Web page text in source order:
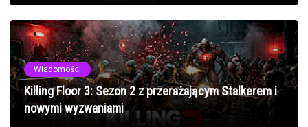
Wiadomości
Killing Floor 3: Sezon 2 z przerażającym Stalkerem i
nowymi wyzwaniami